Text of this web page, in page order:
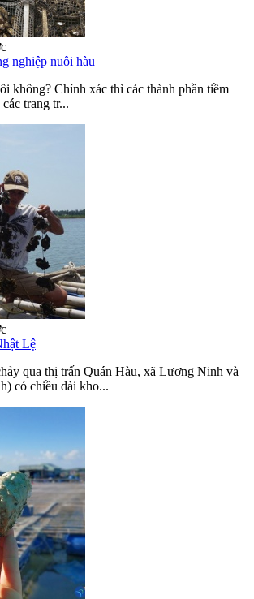
nghiệp nuôi hàu
không? Chính xác thì các thành phần tiềm
trang tr...
Lệ
qua thị trấn Quán Hàu, xã Lương Ninh và
có chiều dài kho...